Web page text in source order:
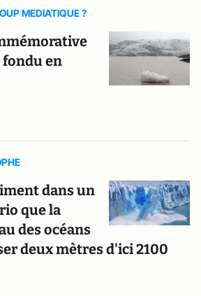
MEDIATIQUE ?
en
dans un
que la
des océans
deux mètres d'ici 2100